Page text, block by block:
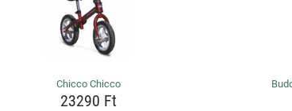
Chicco Chicco
23290 Ft